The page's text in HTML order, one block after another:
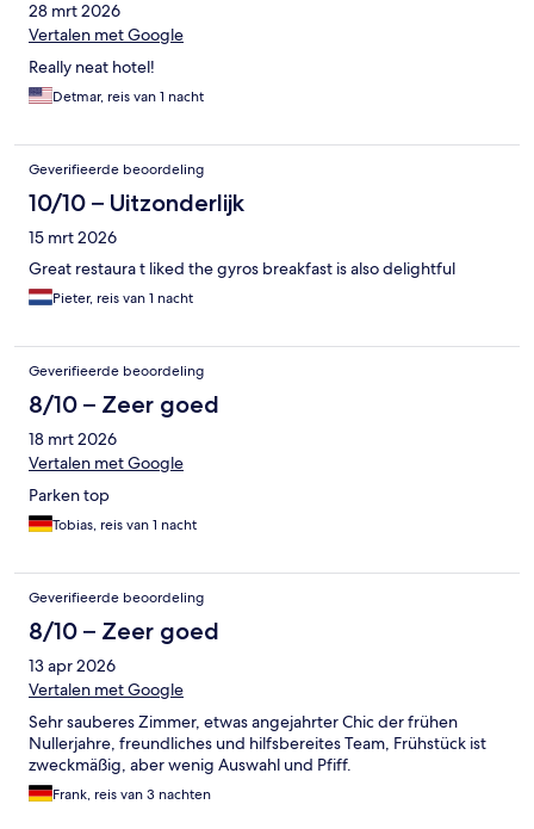
28 mrt 2026
Vertalen met Google
Really neat hotel!
Detmar, reis van 1 nacht
Geverifieerde beoordeling
10/10 – Uitzonderlijk
15 mrt 2026
Great restaura t liked the gyros breakfast is also delightful
Pieter, reis van 1 nacht
Geverifieerde beoordeling
8/10 – Zeer goed
18 mrt 2026
Vertalen met Google
Parken top
Tobias, reis van 1 nacht
Geverifieerde beoordeling
8/10 – Zeer goed
13 apr 2026
Vertalen met Google
Sehr sauberes Zimmer, etwas angejahrter Chic der frühen
Nullerjahre, freundliches und hilfsbereites Team, Frühstück ist
zweckmäßig, aber wenig Auswahl und Pfiff.
Frank, reis van 3 nachten